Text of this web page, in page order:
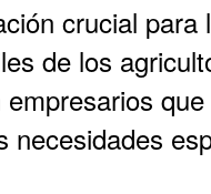
crucial
de los
necesidades